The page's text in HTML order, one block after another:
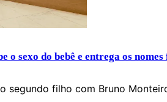
o sexo do bebê e entrega os
segundo filho com Bruno